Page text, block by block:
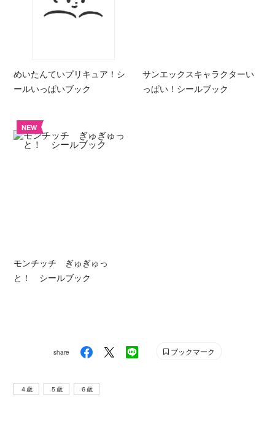
めいたんていプリキュア！シ
ールいっぱいブック
サンエックスキャラクターい
っぱい！シールブック
NEW
モンチッチ ぎゅぎゅっ
と！ シールブック
share ブックマーク
４歳 ５歳 ６歳